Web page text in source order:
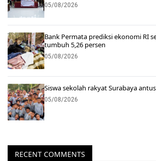
05/08/2026
Bank Permata prediksi ekonomi RI
tumbuh 5,26 persen
05/08/2026
Siswa sekolah rakyat Surabaya
05/08/2026
RECENT COMMENTS